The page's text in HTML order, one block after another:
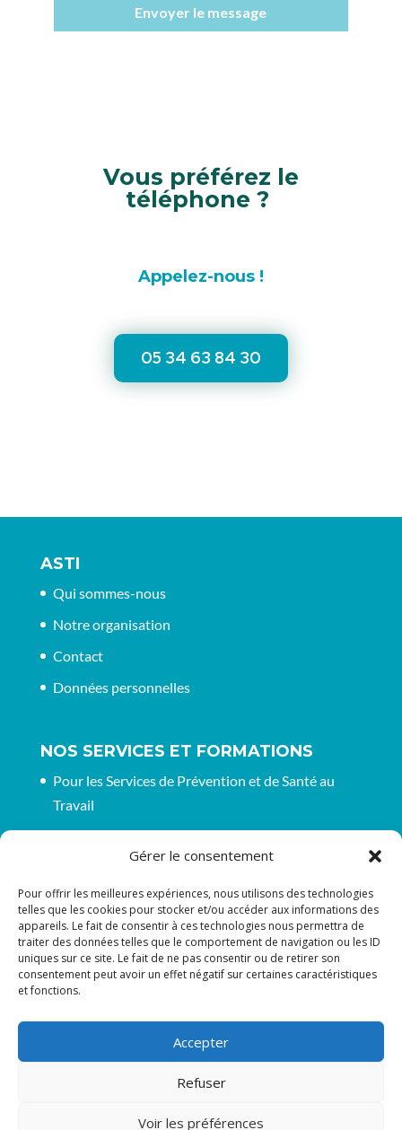
Gérer le consentement
Pour offrir les meilleures expériences, nous utilisons des technologies
telles que les cookies pour stocker et/ou accéder aux informations des
appareils. Le fait de consentir à ces technologies nous permettra de
traiter des données telles que le comportement de navigation ou les ID
uniques sur ce site. Le fait de ne pas consentir ou de retirer son
consentement peut avoir un effet négatif sur certaines caractéristiques
et fonctions.
Accepter
Refuser
Voir les préférences
Envoyer le message
Vous préférez le
téléphone ?
Appelez-nous !
05 34 63 84 30
ASTI
Qui sommes-nous
Notre organisation
Contact
Données personnelles
NOS SERVICES ET FORMATIONS
Pour les Services de Prévention et de Santé au
Travail
RESTONS EN CONTACT
Suivez-nous sur les réseaux
Tous droits réservés : ASTI | Site internet